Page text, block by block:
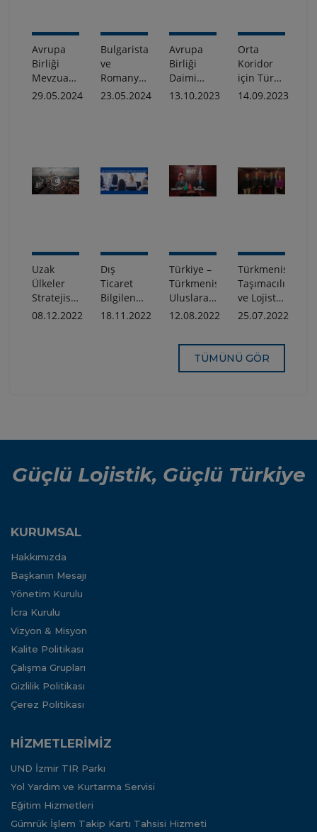
Avrupa
Birliği
Mevzuatında
Son
ve
Fırsatlar
29.05.2024
Bulgaristan
ve
Romanya,
Tuna
İnşa
Edilmesini
23.05.2024
Avrupa
Birliği
Daimi
Temsilcimiz
Sektörümüze
Tam
Destek
13.10.2023
Orta
Koridor
için Türk
Devletlerinden
14.09.2023
Uzak
Ülkeler
Stratejisi
Kapsamında
08.12.2022
Dış
Ticaret
Bilgilendirme
Seminerleri
18.11.2022
Türkiye –
Türkmenistan
Uluslararası
Karayolu
TULM
arasındaki
12.08.2022
Türkmenistan
Taşımacılık
ve Lojistik
Merkezi
Ziyaret
25.07.2022
TÜMÜNÜ GÖR
Güçlü Lojistik, Güçlü Türkiye
KURUMSAL
Hakkımızda
Başkanın Mesajı
Yönetim Kurulu
İcra Kurulu
Vizyon & Misyon
Kalite Politikası
Çalışma Grupları
Gizlilik Politikası
Çerez Politikası
HİZMETLERİMİZ
UND İzmir TIR Parkı
Yol Yardım ve Kurtarma Servisi
Eğitim Hizmetleri
Gümrük İşlem Takip Kartı Tahsisi Hizmeti